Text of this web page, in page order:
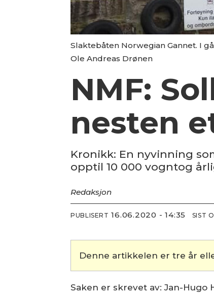
Slaktebåten Norwegian Gannet. I
Ole Andreas Drønen
NMF:
nesten
Kronikk: En nyvinning
opptil 10 000 vogntog
Redaksjon
PUBLISERT 16.06.2020 - 14:35 SIST
Denne artikkelen er tre år
Saken er skrevet av: Jan-